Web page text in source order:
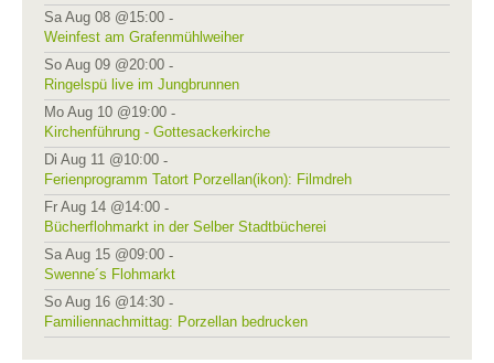
Sa Aug 08 @15:00 -
Weinfest am Grafenmühlweiher
So Aug 09 @20:00 -
Ringelspü live im Jungbrunnen
Mo Aug 10 @19:00 -
Kirchenführung - Gottesackerkirche
Di Aug 11 @10:00 -
Ferienprogramm Tatort Porzellan(ikon): Filmdreh
Fr Aug 14 @14:00 -
Bücherflohmarkt in der Selber Stadtbücherei
Sa Aug 15 @09:00 -
Swenne´s Flohmarkt
So Aug 16 @14:30 -
Familiennachmittag: Porzellan bedrucken